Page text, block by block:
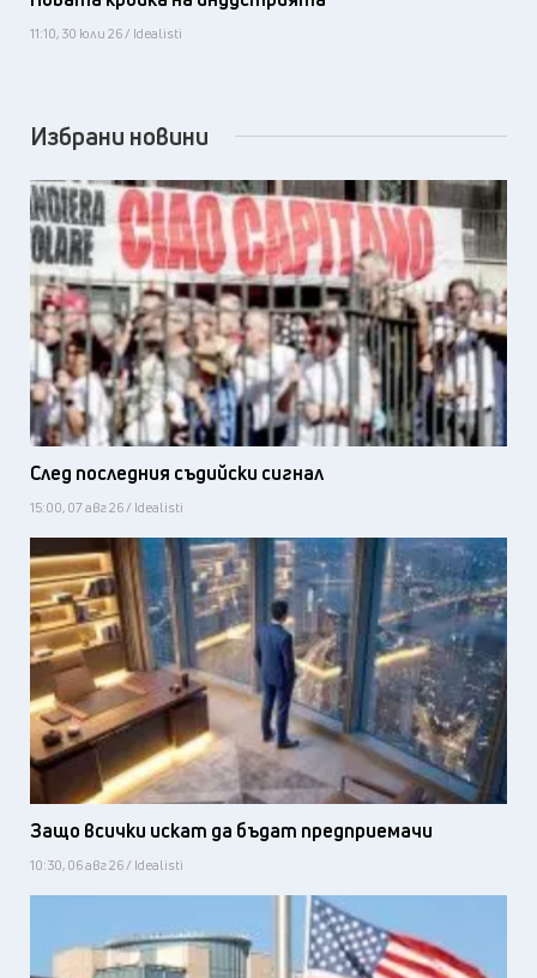
11:10, 30 юли 26 / Idealisti
Избрани новини
След последния съдийски сигнал
15:00, 07 авг 26 / Idealisti
Защо всички искат да бъдат предприемачи
10:30, 06 авг 26 / Idealisti